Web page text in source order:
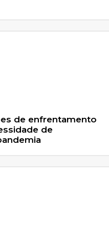
de enfrentamento
de